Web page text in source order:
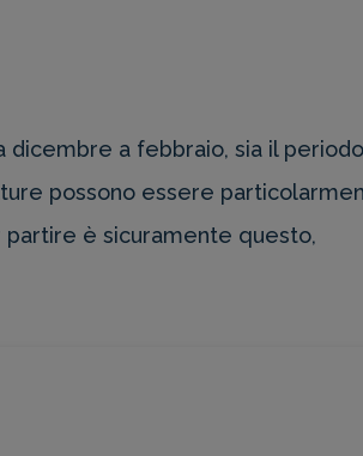
dicembre a febbraio, sia il periodo
possono essere
è sicuramente questo,